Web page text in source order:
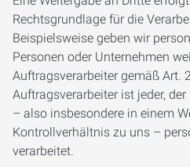
Rechtsgrundlage für die
Beispielsweise geben wir
Personen oder Unternehmen
Auftragsverarbeiter gemäß Art.
Auftragsverarbeiter ist jeder,
– also insbesondere in einem
Kontrollverhältnis zu uns –
verarbeitet.